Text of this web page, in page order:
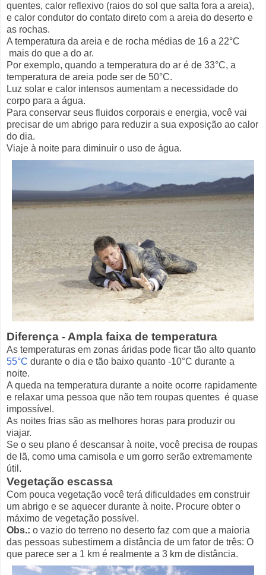
quentes, calor reflexivo (raios do sol que salta fora a areia),
e calor condutor do contato direto com a areia do deserto e
as rochas.
A temperatura da areia e de rocha médias de 16 a 22°C
mais do que a do ar.
Por exemplo, quando a temperatura do ar é de 33°C, a
temperatura de areia pode ser de 50°C.
Luz solar e calor intensos aumentam a necessidade do
corpo para a água.
Para conservar seus fluidos corporais e energia, você vai
precisar de um abrigo para reduzir a sua exposição ao calor
do dia.
Viaje à noite para diminuir o uso de água.
Diferença - Ampla faixa de temperatura
As temperaturas em zonas áridas pode ficar tão alto quanto
55°C durante o dia e tão baixo quanto -10°C durante a
noite.
A queda na temperatura durante a noite ocorre rapidamente
e relaxar uma pessoa que não tem roupas quentes é quase
impossível.
As noites frias são as melhores horas para produzir ou
viajar.
Se o seu plano é descansar à noite, você precisa de roupas
de lã, como uma camisola e um gorro serão extremamente
útil.
Vegetação escassa
Com pouca vegetação você terá dificuldades em construir
um abrigo e se aquecer durante à noite. Procure obter o
máximo de vegetação possível.
Obs.: o vazio do terreno no deserto faz com que a maioria
das pessoas subestimem a distância de um fator de três: O
que parece ser a 1 km é realmente a 3 km de distância.